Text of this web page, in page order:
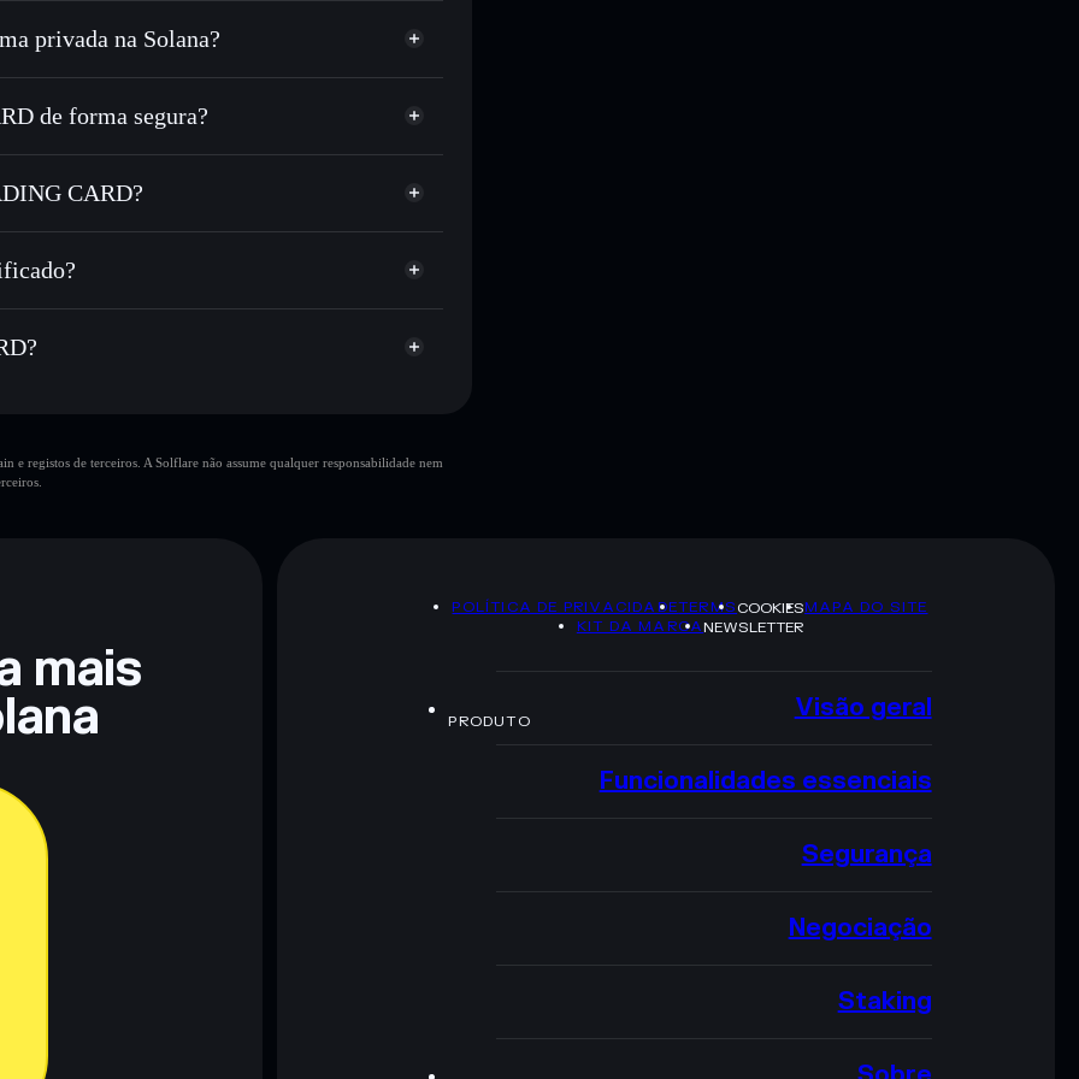
milhares de outros tokens Solana com
em STC
as carteiras usando o Agregador de
privada na Solana?
de forma segura?
carteira não-custodial Solflare
CARD?
CARD
única
e registos de terceiros. A Solflare não assume qualquer responsabilidade nem
mais
POLÍTICA DE PRIVACIDADETERMSCOOKIESMAPA DO SITE
KIT DA MARCANEWSLETTER
PRODUTO Visão geral
Funcionalidades essenciais
Segurança
Negociação
Staking